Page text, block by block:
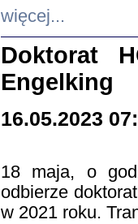
więcej...
Doktorat
Engelking
16.05.2023
18 maja, o
odbierze
w 2021 roku.